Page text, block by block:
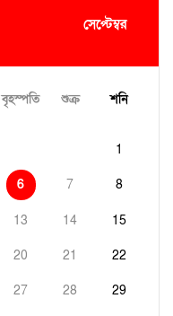
সেপ্টেম্বর
বৃহস্পতি শুক্র শনি
1
6 7 8
13 14 15
20 21 22
27 28 29